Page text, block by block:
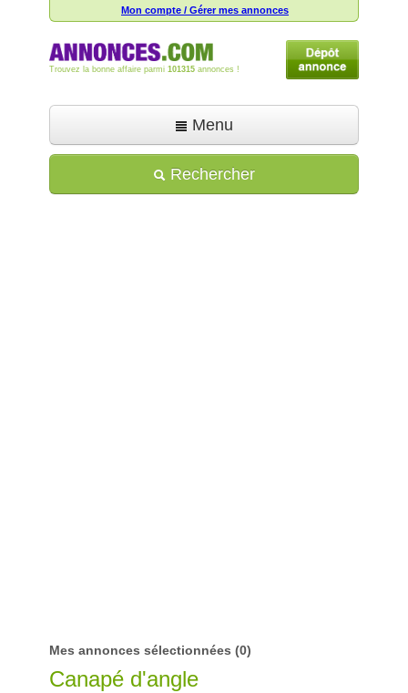
Mon compte / Gérer mes annonces
Trouvez la bonne affaire parmi 101315 annonces !
Menu
Déposer une annonce
Rechercher
Mes annonces sélectionnées (0)
Canapé d'angle